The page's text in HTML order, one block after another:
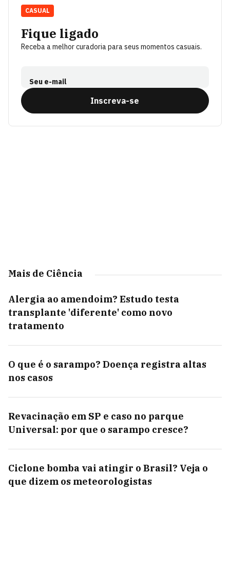
Fique ligado
Receba a melhor curadoria para seus momentos casuais.
Seu e-mail
Inscreva-se
CASUAL
Mais de Ciência
Alergia ao amendoim? Estudo testa
transplante 'diferente' como novo
tratamento
O que é o sarampo? Doença registra altas
nos casos
Revacinação em SP e caso no parque
Universal: por que o sarampo cresce?
Ciclone bomba vai atingir o Brasil? Veja o
que dizem os meteorologistas